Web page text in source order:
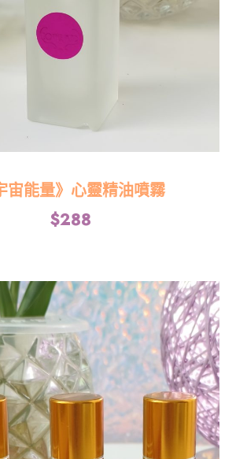
宙能量》心靈精油噴霧
$288